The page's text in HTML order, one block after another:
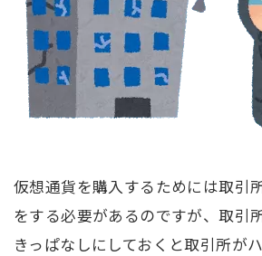
仮想通貨を購入するためには取引
をする必要があるのですが、取引
きっぱなしにしておくと取引所が